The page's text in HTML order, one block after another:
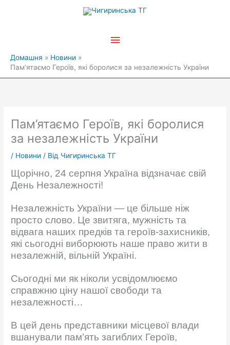
Головне
Домашня
Новини
Пам’ятаємо Героїв, які боролися за незалежність України
Пам’ятаємо Героїв, які боролися
за незалежність України
/ Новини / Від Чигиринська ТГ
Щорічно, 24 серпня Україна відзначає свій
День Незалежності!
Незалежність України — це більше ніж
просто слово. Це звитяга, мужність та
відвага наших предків та героїв-захисників,
які сьогодні виборюють наше право жити в
незалежній, вільній Україні.
Сьогодні ми як ніколи усвідомлюємо
справжню ціну нашої свободи та
незалежності…
В цей день представники місцевої влади
вшанували пам’ять загиблих Героїв,